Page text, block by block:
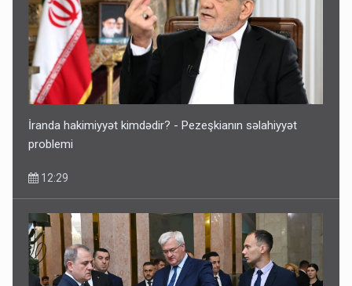
İranda hakimiyyət kimdədir? - Pezeşkianın səlahiyyət
problemi
12:29